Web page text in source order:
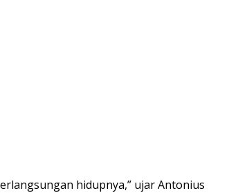
hidupnya,” ujar Antonius